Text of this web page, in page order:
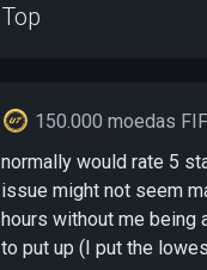
Top
150.000 moedas
normally would rate 5
issue might not seem
hours without me being
to put up (I put the